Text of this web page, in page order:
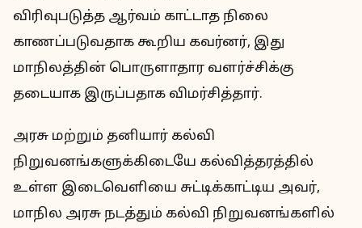
விரிவுபடுத்த ஆர்வம் காட்டாத நிலை
காணப்படுவதாக கூறிய கவர்னர், இது
மாநிலத்தின் பொருளாதார வளர்ச்சிக்கு
தடையாக இருப்பதாக விமர்சித்தார்.
அரசு மற்றும் தனியார் கல்வி
நிறுவனங்களுக்கிடையே கல்வித்தரத்தில்
உள்ள இடைவெளியை சுட்டிக்காட்டிய அவர்,
மாநில அரசு நடத்தும் கல்வி நிறுவனங்களில்